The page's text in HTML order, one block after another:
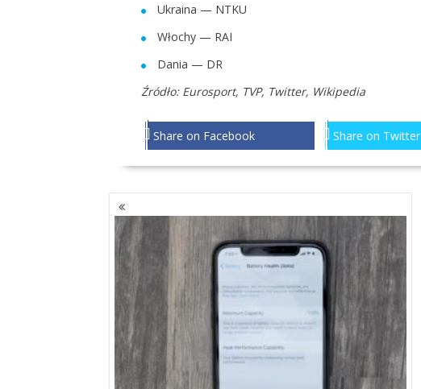
Ukraina — NTKU
Włochy — RAI
Dania — DR
Źródło: Eurosport, TVP, Twitter, Wikipedia
Share on Facebook Share on Twitter
NAWIGACJA
PO
WPISACH